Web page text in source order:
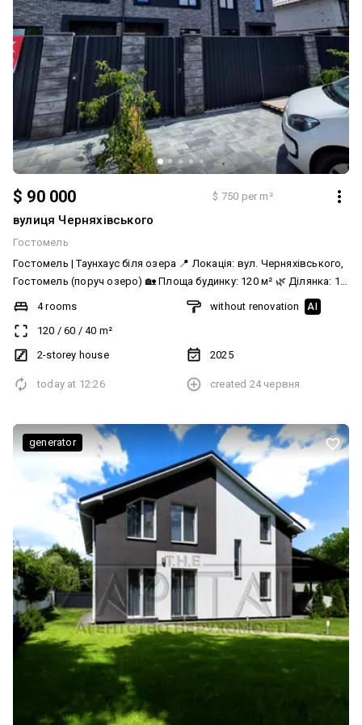
$ 90 000 $ 750 per m²
вулиця Черняхівського
Гостомель
Гостомель | Таунхаус біля озера 📍 Локація: вул. Черняхівського,
Гостомель (поруч озеро) 🏡 Площа будинку: 120 м² 🌿 Ділянка: 1,6
сотки 💰 Ціна: 90 000 $ ✨ Переваги будинку: ✔️ Сучасний таунхаус у
Вже виконана розводка електрики ✔️ Тиха зелена зона, поруч
природа та вода 🏠 Планування: • Простора кухня-вітальня • 3
кімната 🔌 Комунікації: • Електрика — 7 кВт • Газ — підключений •
газоблок • Утеплення фасаду — пінопласт • Покрівля —
утеплення мінеральною ватою 200 мм 💡 Ідеальний варіант для
сімейного життя або інвестиції в орендний бізнес у популярному
напрямку біля Києва. Держпрограми так! Мінімальне
оформлення
4 rooms
120 /60 /40 m²
2-storey house
without renovation AI
2025
today at 12:26 created 24 червня
generator